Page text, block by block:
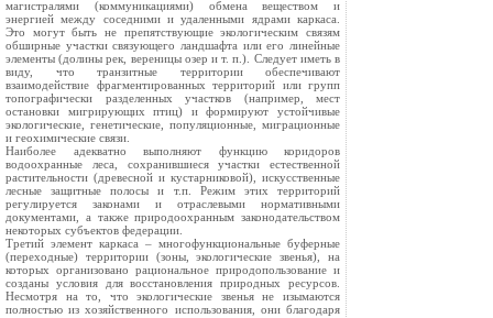
магистралями (коммуникациями) обмена веществом и
энергией между соседними и удаленными ядрами каркаса.
Это могут быть не препятствующие экологическим связям
обширные участки связующего ландшафта или его линейные
элементы (долины рек, вереницы озер и т. п.). Следует иметь в
виду, что транзитные территории обеспечивают
взаимодействие фрагментированных территорий или групп
топографически разделенных участков (например, мест
остановки мигрирующих птиц) и формируют устойчивые
экологические, генетические, популяционные, миграционные
и геохимические связи.
Наиболее адекватно выполняют функцию коридоров
водоохранные леса, сохранившиеся участки естественной
растительности (древесной и кустарниковой), искусственные
лесные защитные полосы и т.п. Режим этих территорий
регулируется законами и отраслевыми нормативными
документами, а также природоохранным законодательством
некоторых субъектов федерации.
Третий элемент каркаса – многофункциональные буферные
(переходные) территории (зоны, экологические звенья), на
которых организовано рациональное природопользование и
созданы условия для восстановления природных ресурсов.
Несмотря на то, что экологические звенья не изымаются
полностью из хозяйственного использования, они благодаря